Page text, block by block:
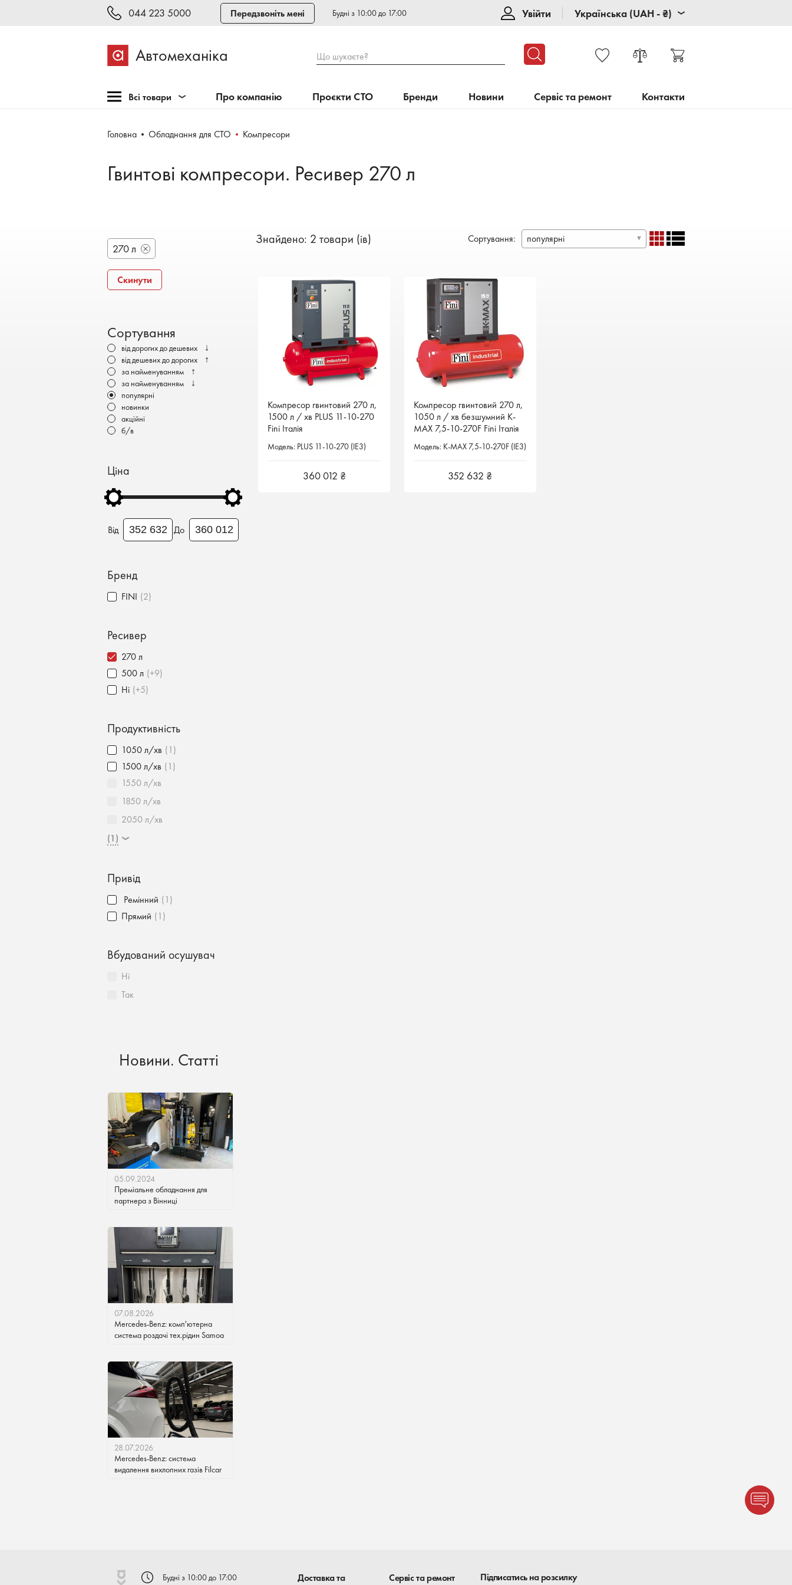
044 223 5000 Передзвоніть мені Будні з 10:00 до 17:00 Увійти Українська (UAH - ₴)
Автомеханіка Що шукаєте?
Всі товари
Обладнання для СТО
шиномонтажу
фарбування
Бронеавтомобілі
Електромобілі
Про компанію Проєкти СТО Бренди Новини Сервіс та ремонт Контакти
Головна Обладнання для СТО Компресори
Гвинтові компресори. Ресивер 270 л
270 л
Скинути
Сортування
від дорогих до дешевих ↓
від дешевих до дорогих ↑
за найменуванням ↑
за найменуванням ↓
популярні
новинки
акційні
б/в
Ціна
Від До
Бренд
FINI (2)
Ресивер
270 л
500 л (+9)
Ні (+5)
Продуктивність
1050 л/хв (1)
1500 л/хв (1)
1550 л/хв
1850 л/хв
2050 л/хв
(1)
Привід
Ремінний (1)
Прямий (1)
Вбудований осушувач
Ні
Так
Новини. Статті
05.09.2024
Преміальне обладнання для
партнера з Вінниці
07.08.2026
Mercedes-Benz: комп'ютерна
система роздачі тех.рідин Samoa
28.07.2026
Mercedes-Benz: система
видалення вихлопних газів Filcar
Знайдено: 2 товари (ів) Сортування: популярні
Компресор гвинтовий 270 л,
1500 л / хв PLUS 11-10-270
Fini Італія
Модель: PLUS 11-10-270 (IE3)
360 012 ₴
Компресор гвинтовий 270 л,
1500 л / хв PLUS 11-10-270
Fini Італія
Модель: PLUS 11-10-270 (IE3)
360 012 ₴
Компресор гвинтовий 270 л,
1050 л / хв безшумний K-
MAX 7,5-10-270F Fini Італія
Модель: K-MAX 7,5-10-270F (IE3)
352 632 ₴
Компресор гвинтовий 270 л,
1050 л / хв безшумний K-
MAX 7,5-10-270F Fini Італія
Модель: K-MAX 7,5-10-270F (IE3)
352 632 ₴
Будні з 10:00 до 17:00
Доставка та
Сервіс та ремонт Підписатись на розсилку